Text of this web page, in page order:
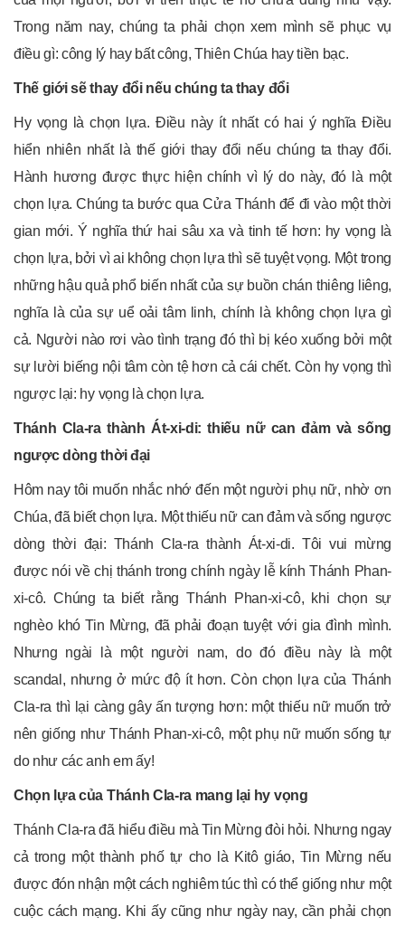
Trong năm nay, chúng ta phải chọn xem mình sẽ phục vụ
điều gì: công lý hay bất công, Thiên Chúa hay tiền bạc.
Thế giới sẽ thay đổi nếu chúng ta thay đổi
Hy vọng là chọn lựa. Điều này ít nhất có hai ý nghĩa Điều
hiển nhiên nhất là thế giới thay đổi nếu chúng ta thay đổi.
Hành hương được thực hiện chính vì lý do này, đó là một
chọn lựa. Chúng ta bước qua Cửa Thánh để đi vào một thời
gian mới. Ý nghĩa thứ hai sâu xa và tinh tế hơn: hy vọng là
chọn lựa, bởi vì ai không chọn lựa thì sẽ tuyệt vọng. Một trong
những hậu quả phổ biến nhất của sự buồn chán thiêng liêng,
nghĩa là của sự uể oải tâm linh, chính là không chọn lựa gì
cả. Người nào rơi vào tình trạng đó thì bị kéo xuống bởi một
sự lười biếng nội tâm còn tệ hơn cả cái chết. Còn hy vọng thì
ngược lại: hy vọng là chọn lựa.
Thánh Cla-ra thành Át-xi-di: thiếu nữ can đảm và sống
ngược dòng thời đại
Hôm nay tôi muốn nhắc nhớ đến một người phụ nữ, nhờ ơn
Chúa, đã biết chọn lựa. Một thiếu nữ can đảm và sống ngược
dòng thời đại: Thánh Cla-ra thành Át-xi-di. Tôi vui mừng
được nói về chị thánh trong chính ngày lễ kính Thánh Phan-
xi-cô. Chúng ta biết rằng Thánh Phan-xi-cô, khi chọn sự
nghèo khó Tin Mừng, đã phải đoạn tuyệt với gia đình mình.
Nhưng ngài là một người nam, do đó điều này là một
scandal, nhưng ở mức độ ít hơn. Còn chọn lựa của Thánh
Cla-ra thì lại càng gây ấn tượng hơn: một thiếu nữ muốn trở
nên giống như Thánh Phan-xi-cô, một phụ nữ muốn sống tự
do như các anh em ấy!
Chọn lựa của Thánh Cla-ra mang lại hy vọng
Thánh Cla-ra đã hiểu điều mà Tin Mừng đòi hỏi. Nhưng ngay
cả trong một thành phố tự cho là Kitô giáo, Tin Mừng nếu
được đón nhận một cách nghiêm túc thì có thể giống như một
cuộc cách mạng. Khi ấy cũng như ngày nay, cần phải chọn